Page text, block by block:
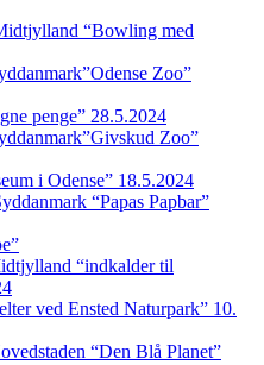
“Bowling med
Zoo”
penge” 28.5.2024
Zoo”
i Odense” 18.5.2024
“Papas Papbar”
“indkalder til
ved Ensted Naturpark” 10.
“Den Blå Planet”